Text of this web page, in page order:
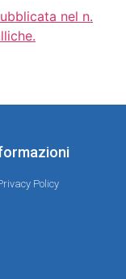
nel n.
Policy